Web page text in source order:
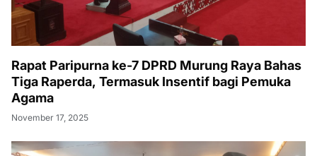
Rapat Paripurna ke-7 DPRD Murung Raya Bahas
Tiga Raperda, Termasuk Insentif bagi Pemuka
Agama
November 17, 2025